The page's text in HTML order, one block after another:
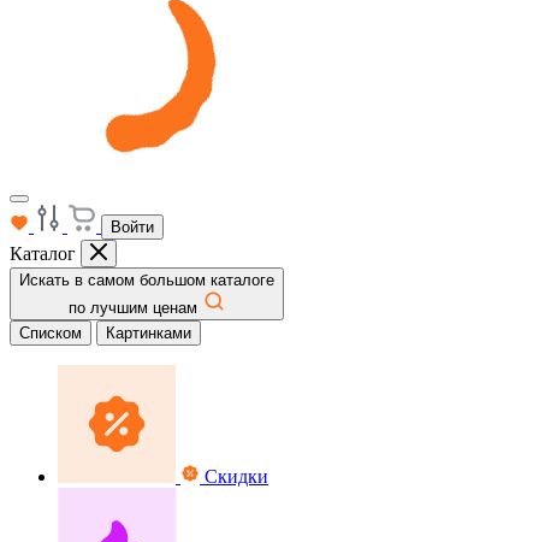
Войти
Каталог
Искать в самом большом каталоге
по лучшим ценам
Списком
Картинками
Скидки